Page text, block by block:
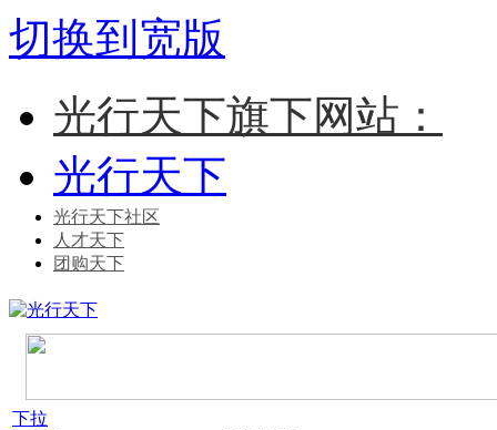
切换到宽版
光行天下旗下网站：
光行天下
光行天下社区
人才天下
团购天下
下拉